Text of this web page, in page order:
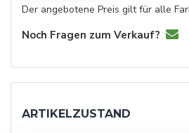
ARTIKELZUSTAND
Der angebotene Preis gilt für alle
Noch Fragen zum Verkauf?